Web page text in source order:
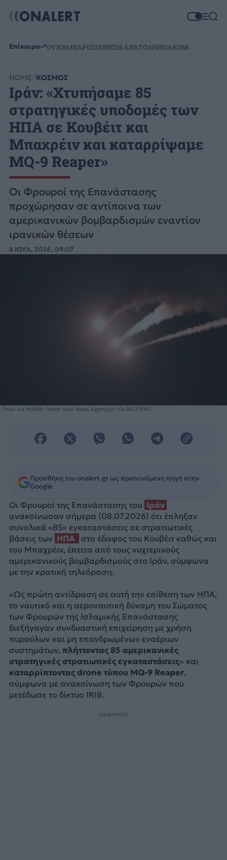
Επίκαιρα ΟΥΚΡΑΝΙΑΡΩΣΙΑΜΕΣΗ ΑΝΑΤΟΛΗΗΠΑΚΙΝΑ
HOME ΚΟΣΜΟΣ
Ιράν: «Χτυπήσαμε 85
στρατηγικές υποδομές των
ΗΠΑ σε Κουβέιτ και
Μπαχρέιν και καταρρίψαμε
MQ-9 Reaper»
Οι Φρουροί της Επανάστασης
προχώρησαν σε αντίποινα των
αμερικανικών βομβαρδισμών εναντίον
ιρανικών θέσεων
8 ΙΟΥΛ. 2026, 09:07
Pool via WANA (West Asia News Agency)/ via REUTERS
Προσθήκη του onalert.gr ως προτεινόμενη πηγή στην
Google
Οι Φρουροί της Επανάστασης του Ιράν
ανακοίνωσαν σήμερα (08.07.2026) ότι έπληξαν
συνολικά «85» εγκαταστάσεις σε στρατιωτικές
βάσεις των ΗΠΑ
στο έδαφος του Κουβέιτ καθώς και
του Μπαχρέιν, έπειτα από τους νυχτερινούς
αμερικανικούς βομβαρδισμούς στο Ιράν, σύμφωνα
με την κρατική τηλεόραση.
«Ως πρώτη αντίδραση σε αυτή την επίθεση των ΗΠΑ,
το ναυτικό και η αεροναυτική δύναμη του Σώματος
των Φρουρών της Ισλαμικής Επανάστασης
διεξήγαγαν συνδυαστική επιχείρηση με χρήση
πυραύλων και μη επανδρωμένων εναέριων
συστημάτων, πλήττοντας 85 αμερικανικές
στρατηγικές στρατιωτικές εγκαταστάσεις» και
καταρρίπτοντας drone τύπου MQ-9 Reaper,
σύμφωνα με ανακοίνωση των Φρουρών που
μετέδωσε το δίκτυο IRIB.
ΔΙΑΦΗΜΙΣΗ